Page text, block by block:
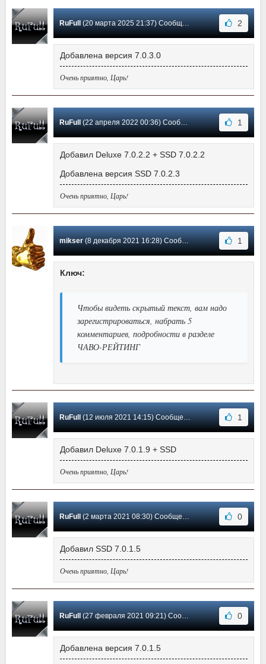
RuFull(20 марта 2025 21:37) Сообщение #90 2
Добавлена версия 7.0.3.0
Очень приятно, Царь!
RuFull(22 апреля 2022 00:36) Сообщение #89 1
Добавил Deluxe 7.0.2.2 + SSD 7.0.2.2
Добавлена версия SSD 7.0.2.3
Очень приятно, Царь!
mikser(8 декабря 2021 16:28) Сообщение #88 1
Ключ:
Чтобы видеть скрытый текст, вам надо
зарегистрироваться, набрать 5
комментариев, подробности в разделе
ЧАВО-РЕЙТИНГ
RuFull(12 июля 2021 14:15) Сообщение #87 1
Добавил Deluxe 7.0.1.9 + SSD
Очень приятно, Царь!
RuFull(2 марта 2021 08:30) Сообщение #86 0
Добавил SSD 7.0.1.5
Очень приятно, Царь!
RuFull(27 февраля 2021 09:21) Сообщение #85 0
Добавлена версия 7.0.1.5